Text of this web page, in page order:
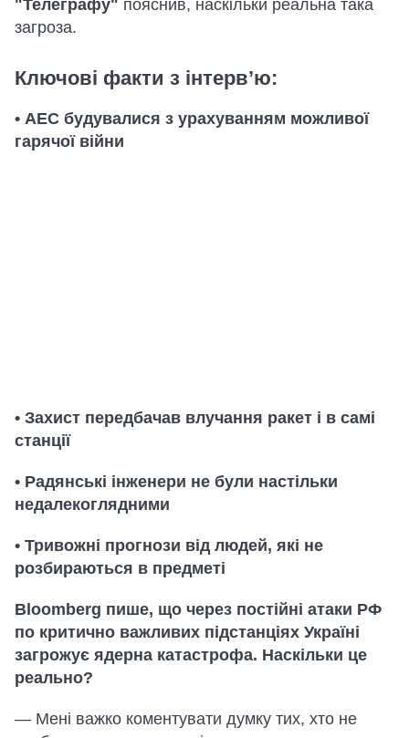
"Телеграфу" пояснив, наскільки реальна така
загроза.
Ключові факти з інтерв’ю:
• АЕС будувалися з урахуванням можливої
гарячої війни
• Захист передбачав влучання ракет і в самі
станції
• Радянські інженери не були настільки
недалекоглядними
• Тривожні прогнози від людей, які не
розбираються в предметі
Bloomberg пише, що через постійні атаки РФ
по критично важливих підстанціях Україні
загрожує ядерна катастрофа. Наскільки це
реально?
— Мені важко коментувати думку тих, хто не